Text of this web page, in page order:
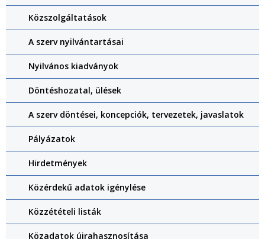
Közszolgáltatások
A szerv nyilvántartásai
Nyilvános kiadványok
Döntéshozatal, ülések
A szerv döntései, koncepciók, tervezetek, javaslatok
Pályázatok
Hirdetmények
Közérdekű adatok igénylése
Közzétételi listák
Közadatok újrahasznosítása